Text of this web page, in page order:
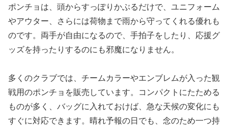
ポンチョは、頭からすっぽりかぶるだけで、ユニフォーム
やアウター、さらには荷物まで雨から守ってくれる優れも
のです。両手が自由になるので、手拍子をしたり、応援グ
ッズを持ったりするのにも邪魔になりません。
多くのクラブでは、チームカラーやエンブレムが入った観
戦用のポンチョを販売しています。コンパクトにたためる
ものが多く、バッグに入れておけば、急な天候の変化にも
すぐに対応できます。晴れ予報の日でも、念のため一つ持